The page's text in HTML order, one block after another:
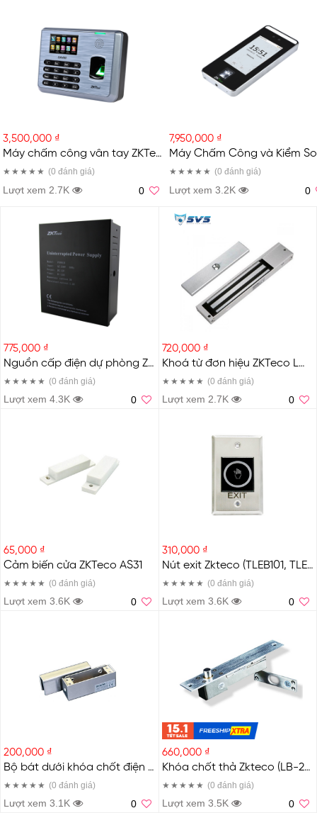
3,500,000 ₫
Máy chấm công vân tay ZKTeco UA400
(0đánh giá)
Lượt xem 2.7K 0
7,950,000 ₫
(0đánh giá)
Lượt xem 3.2K 0
775,000 ₫
Nguồn cấp điện dự phòng ZKTeco PS-902BH
(0đánh giá)
Lượt xem 4.3K 0
720,000 ₫
Khoá từ đơn hiệu ZKTeco LM2805 hàng mới 100%
(0 đánh giá)
Lượt xem 2.7K 0
65,000 ₫
Cảm biến cửa ZKTeco AS31
(0đánh giá)
Lượt xem 3.6K 0
310,000 ₫
Nút exit Zkteco (TLEB101, TLEB102, TLEB102-R) (TLEB101)
(0 đánh giá)
Lượt xem 3.6K 0
200,000 ₫
Bộ bát dưới khóa chốt điện từ ZKTeco LBB-2 (Bộ bát dưới khóa chốt điện từ ZKTeco )
(0đánh giá)
Lượt xem 3.1K 0
660,000 ₫
Khóa chốt thả Zkteco (LB-22, LB-35) (LB-22)
(0 đánh giá)
Lượt xem 3.5K 0